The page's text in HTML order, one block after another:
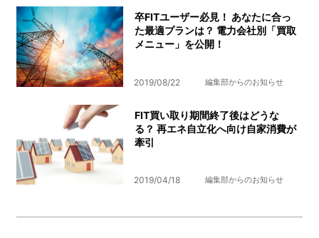
卒FITユーザー必見！ あなたに合っ
た最適プランは？ 電力会社別「買取
メニュー」を公開！
2019/08/22 編集部からのお知らせ
FIT買い取り期間終了後はどうな
る？ 再エネ自立化へ向け自家消費が
牽引
2019/04/18 編集部からのお知らせ